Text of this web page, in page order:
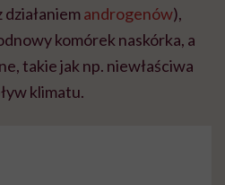
działaniemandrogenów),
komórek naskórka, a
takie jak np. niewłaściwa
klimatu.